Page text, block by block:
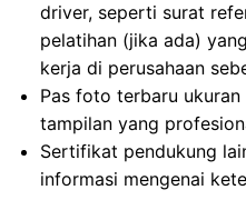
driver, seperti surat
pelatihan (jika ada)
kerja di perusahaan
Pas foto terbaru
tampilan yang
Sertifikat pendukung
informasi mengenai